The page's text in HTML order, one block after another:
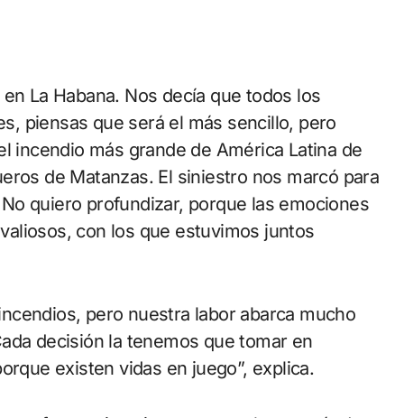
La Habana. Nos decía que todos los
piensas que será el más sencillo, pero
incendio más grande de América Latina de
de Matanzas. El siniestro nos marcó para
quiero profundizar, porque las emociones
con los que estuvimos juntos
pero nuestra labor abarca mucho
decisión la tenemos que tomar en
existen vidas en juego”, explica.